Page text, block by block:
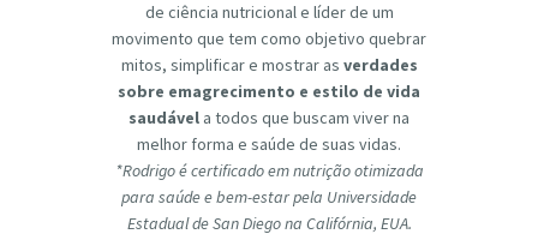
de ciência nutricional e líder de um
movimento que tem como objetivo quebrar
mitos, simplificar e mostrar as verdades
sobre emagrecimento e estilo de vida
saudável a todos que buscam viver na
melhor forma e saúde de suas vidas.
*Rodrigo é certificado em nutrição otimizada
para saúde e bem-estar pela Universidade
Estadual de San Diego na Califórnia, EUA.